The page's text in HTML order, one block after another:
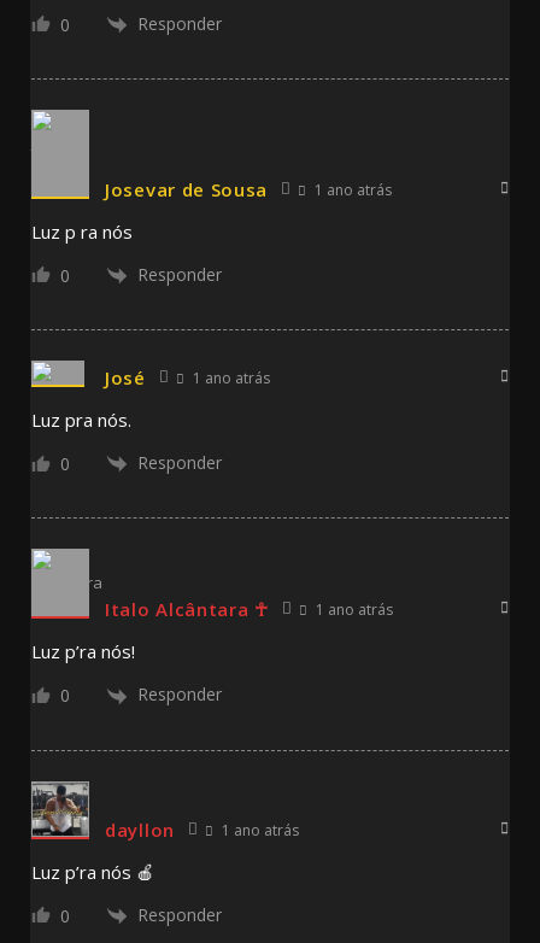
0 Responder
Josevar de Sousa 1 ano atrás
Luz p ra nós
0 Responder
José 1 ano atrás
Luz pra nós.
0 Responder
Italo Alcântara ☥ 1 ano atrás
Luz p’ra nós!
0 Responder
dayllon 1 ano atrás
Luz p’ra nós 🍎
0 Responder